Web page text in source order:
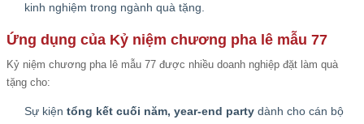
kinh nghiệm trong ngành quà tặng.
Ứng dụng của Kỷ niệm chương pha lê mẫu 77
Kỷ niệm chương pha lê mẫu 77 được nhiều doanh nghiệp đặt làm quà
tặng cho:
Sự kiện tổng kết cuối năm, year-end party dành cho cán bộ